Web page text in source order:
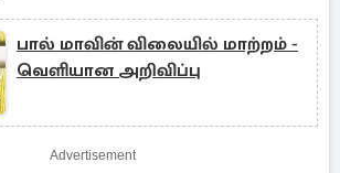
பால் மாவின் விலையில் மாற்றம் -
வெளியான அறிவிப்பு
Advertisement